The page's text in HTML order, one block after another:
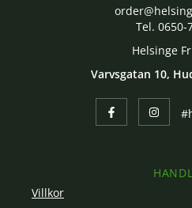
Tel. 0650-
Helsinge
Varvsgatan 10,
Villkor